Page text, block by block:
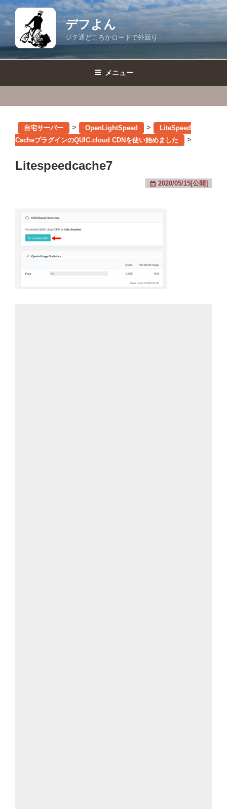
コ
ン
デフよん
ジテ通どころかロードで外回り
メニュー
自宅サーバー > OpenLightSpeed >
LiteSpeed
CacheプラグインのQUIC.cloud CDNを使い始めました
>
Litespeedcache7
2020/05/15[公開]